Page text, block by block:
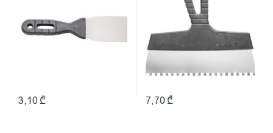
3,10 ₾ 7,70 ₾